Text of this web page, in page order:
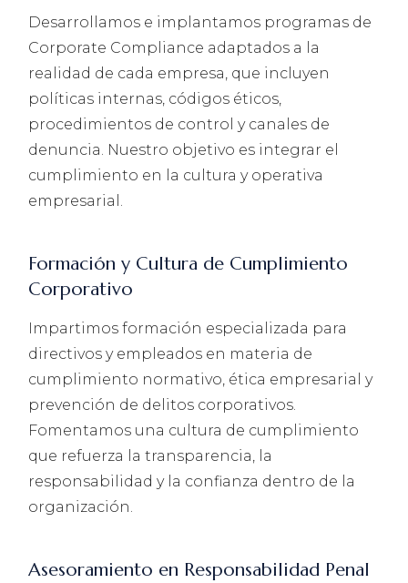
Desarrollamos e implantamos programas de
Corporate Compliance adaptados a la
realidad de cada empresa, que incluyen
políticas internas, códigos éticos,
procedimientos de control y canales de
denuncia. Nuestro objetivo es integrar el
cumplimiento en la cultura y operativa
empresarial.
Formación y Cultura de Cumplimiento
Corporativo
Impartimos formación especializada para
directivos y empleados en materia de
cumplimiento normativo, ética empresarial y
prevención de delitos corporativos.
Fomentamos una cultura de cumplimiento
que refuerza la transparencia, la
responsabilidad y la confianza dentro de la
organización.
Asesoramiento en Responsabilidad Penal